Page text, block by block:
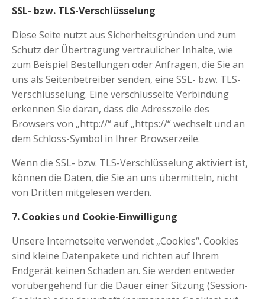
SSL- bzw. TLS-Verschlüsselung
Diese Seite nutzt aus Sicherheitsgründen und zum
Schutz der Übertragung vertraulicher Inhalte, wie
zum Beispiel Bestellungen oder Anfragen, die Sie an
uns als Seitenbetreiber senden, eine SSL- bzw. TLS-
Verschlüsselung. Eine verschlüsselte Verbindung
erkennen Sie daran, dass die Adresszeile des
Browsers von „http://“ auf „https://“ wechselt und an
dem Schloss-Symbol in Ihrer Browserzeile.
Wenn die SSL- bzw. TLS-Verschlüsselung aktiviert ist,
können die Daten, die Sie an uns übermitteln, nicht
von Dritten mitgelesen werden.
7. Cookies und Cookie-Einwilligung
Unsere Internetseite verwendet „Cookies“. Cookies
sind kleine Datenpakete und richten auf Ihrem
Endgerät keinen Schaden an. Sie werden entweder
vorübergehend für die Dauer einer Sitzung (Session-